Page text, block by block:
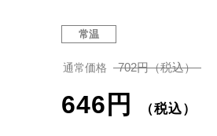
常温
通常価格 702円（税込）
646円 （税込）